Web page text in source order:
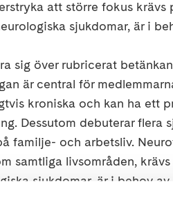
att större fokus krävs
sjukdomar, är i
sig över rubricerat
är central för
kroniska och kan ha ett
Dessutom debuterar flera
familje- och arbetsliv.
samtliga livsområden,
sjukdomar, är i behov av.